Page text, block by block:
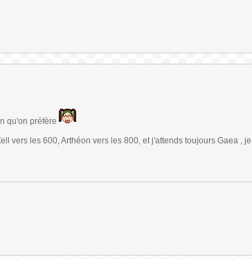
qu'on préfère
vers les 600, Arthéon vers les 800, et j'attends toujours Gaea ,